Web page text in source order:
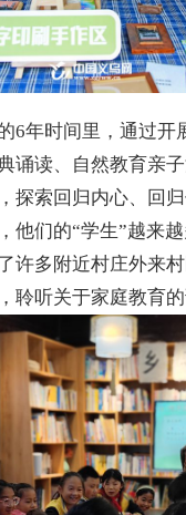
年时间里，通过开
诵读、自然教育亲
探索回归内心、回
他们的“学生”越来
许多附近村庄外来
聆听关于家庭教育的